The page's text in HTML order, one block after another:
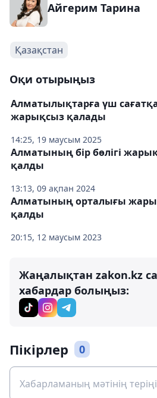
Айгерим Тарина
Қазақстан
Оқи отырыңыз
14:25, 19 маусым 2025
Алматылықтарға үш
жарықсыз қалады
13:13, 09 ақпан 2024
Алматының бір бөлігі
қалды
20:15, 12 маусым 2023
Алматының орталығы
қалды
Жаңалықтан zakon.kz
хабардар болыңыз:
Пікірлер 0